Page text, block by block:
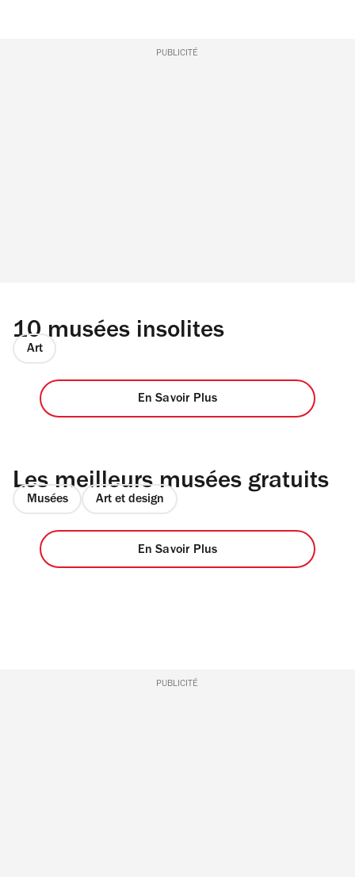
PUBLICITÉ
10 musées insolites
Art
En Savoir Plus
Les meilleurs musées gratuits
Musées Art et design
En Savoir Plus
PUBLICITÉ